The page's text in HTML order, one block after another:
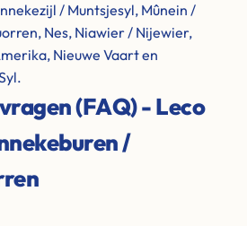
/ Muntsjesyl, Mûnein /
Nes, Niawier / Nijewier,
Nieuwe Vaart en
(FAQ) - Leco
/